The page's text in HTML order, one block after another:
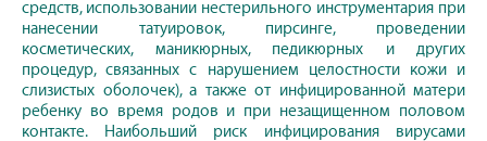
средств, использовании нестерильного инструментария при
нанесении татуировок, пирсинге, проведении
косметических, маникюрных, педикюрных и других
процедур, связанных с нарушением целостности кожи и
слизистых оболочек), а также от инфицированной матери
ребенку во время родов и при незащищенном половом
контакте. Наибольший риск инфицирования вирусами